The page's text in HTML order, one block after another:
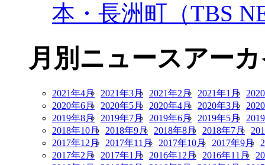
本・長洲町（TBS
月別ニュースアー
2021年4月 2021年3月 2021年2月 2021年1月
2020年6月
2020年5月 2020年4月 2020年3月
2019年8月
2019年7月 2019年6月 2019年5月
2018年10月
2018年9月 2018年8月 2018年7月
2017年12月
2017年11月 2017年10月 2017年9月
2017年2月
2017年1月 2016年12月 2016年11月